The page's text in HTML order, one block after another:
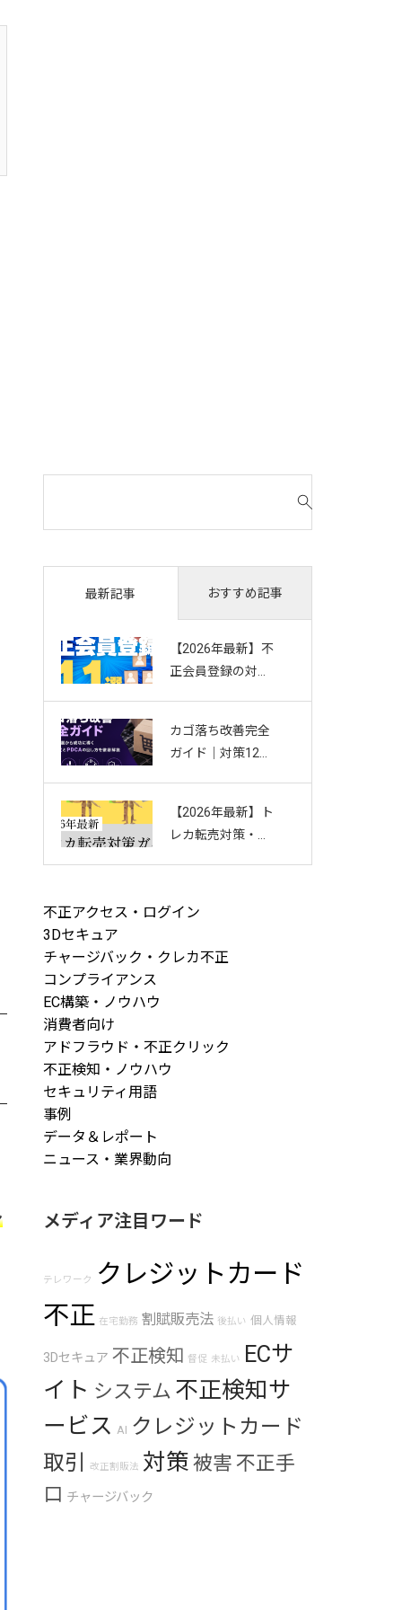
対
最新記事 おすすめ記事
【2026年最新】不
正会員登録の対策
アドを防ぐお悩み
別ガイド
カゴ落ち改善完全
ガイド｜対策12選
回し方を徹底解説
【2026年最新】ト
レカ転売対策・完
不正アクセス・ログイン
3Dセキュア
チャージバック・クレカ不正
コンプライアンス
EC構築・ノウハウ
消費者向け
アドフラウド・不正クリック
不正検知・ノウハウ
セキュリティ用語
事例
データ＆レポート
ニュース・業界動向
メディア注目ワード
テレワーク
クレジットカード
不正 在宅勤務 割賦販売法 後払い 個人情報
3Dセキュア 不正検知 督促 未払い
ECサ
イト システム 不正検知サ
ービス AI クレジットカード
取引
改正割販法 対策 被害 不正手
口 チャージバック